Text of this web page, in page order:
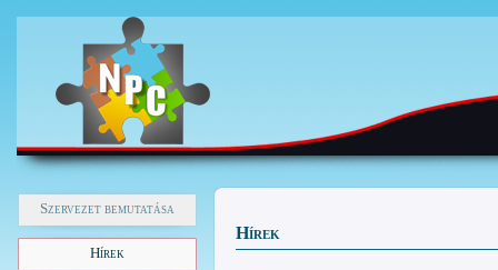
Szervezet bemutatása
Hírek
Hírek